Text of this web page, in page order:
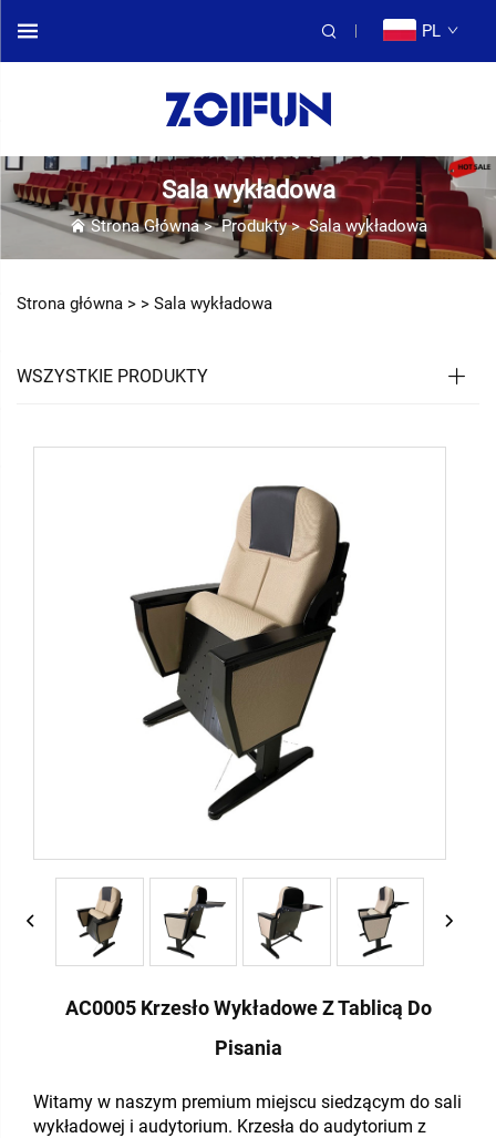
PL
Sala wykładowa
Strona Główna>Produkty>Sala wykładowa
Strona główna > > Sala wykładowa
WSZYSTKIE PRODUKTY
AC0005 Krzesło Wykładowe Z Tablicą Do
Pisania
Witamy w naszym premium miejscu siedzącym do sali
wykładowej i audytorium. Krzesła do audytorium z